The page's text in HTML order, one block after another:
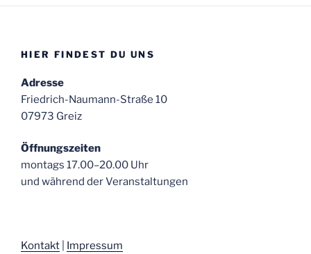
HIER FINDEST DU UNS
Adresse
Friedrich-Naumann-Straße 10
07973 Greiz
Öffnungszeiten
montags 17.00–20.00 Uhr
und während der Veranstaltungen
Kontakt Impressum